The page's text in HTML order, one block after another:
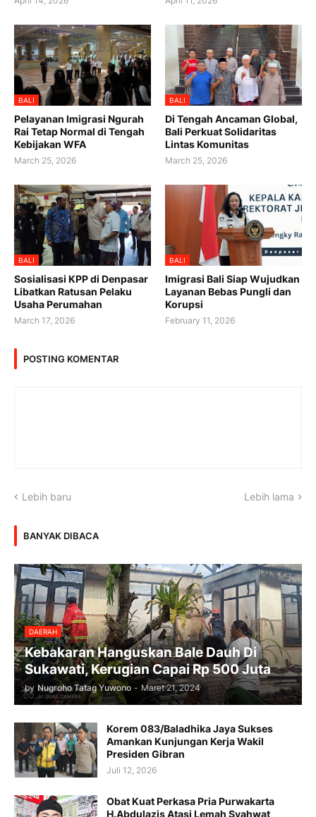
BALI
Pelayanan Imigrasi Ngurah
Rai Tetap Normal di Tengah
Kebijakan WFA
March 25, 2026
BALI
Di Tengah Ancaman Global,
Bali Perkuat Solidaritas
Lintas Komunitas
March 25, 2026
BALI
Sosialisasi KPP di Denpasar
Libatkan Ratusan Pelaku
Usaha Perumahan
March 17, 2026
BALI
Imigrasi Bali Siap Wujudkan
Layanan Bebas Pungli dan
Korupsi
February 11, 2026
POSTING KOMENTAR
Lebih baru Lebih lama
BANYAK DIBACA
DAERAH
Kebakaran Hanguskan Bale Dauh Di
Sukawati, Kerugian Capai Rp 500 Juta
by Nugroho Tatag Yuwono - Maret 21, 2024
Korem 083/Baladhika Jaya Sukses
Amankan Kunjungan Kerja Wakil
Presiden Gibran
Juli 12, 2026
Obat Kuat Perkasa Pria Purwakarta
H.Abdulazis Atasi Lemah Syahwat